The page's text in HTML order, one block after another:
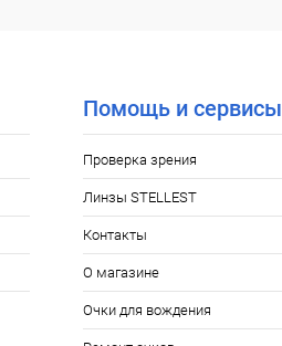
Помощь и сервисы
Проверка зрения
Линзы STELLEST
Контакты
О магазине
Очки для вождения